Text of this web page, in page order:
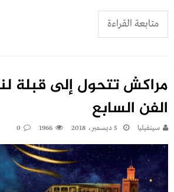
متابعة القراءة
مراكش تتحول إلى قبلة
الفن السابع
سينفيليا 5 ديسمبر، 2018 1966
0